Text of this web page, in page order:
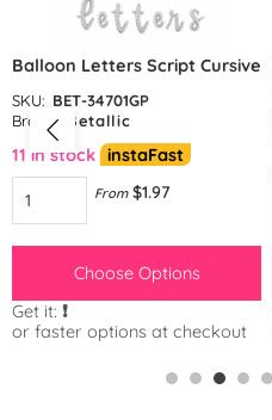
Balloon Letters Script Cursive
SKU: BET-34701GP
Brand:
Betallic
11 in stock instaFast
From $1.97
Choose Options
Get it: ❗️
or faster options at checkout